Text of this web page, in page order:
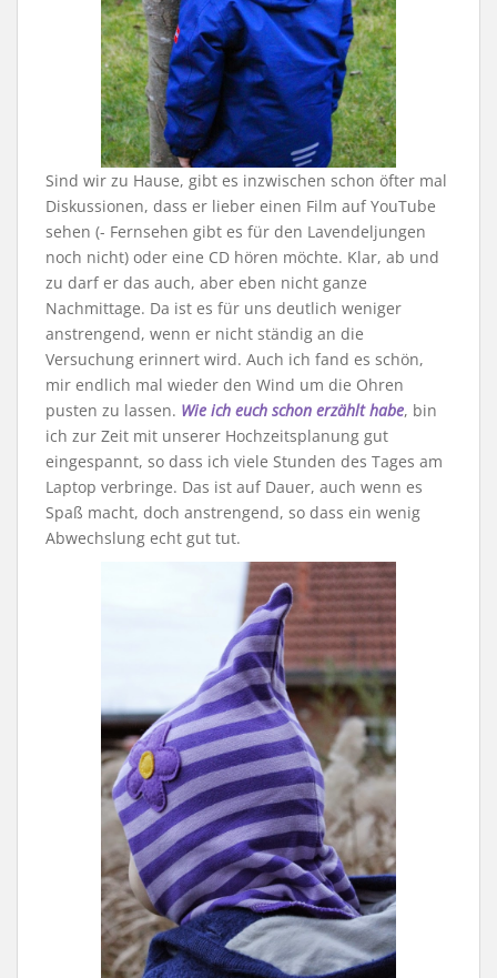
Sind wir zu Hause, gibt es inzwischen schon öfter mal
Diskussionen, dass er lieber einen Film auf YouTube
sehen (- Fernsehen gibt es für den Lavendeljungen
noch nicht) oder eine CD hören möchte. Klar, ab und
zu darf er das auch, aber eben nicht ganze
Nachmittage. Da ist es für uns deutlich weniger
anstrengend, wenn er nicht ständig an die
Versuchung erinnert wird. Auch ich fand es schön,
mir endlich mal wieder den Wind um die Ohren
pusten zu lassen. Wie ich euch schon erzählt habe, bin
ich zur Zeit mit unserer Hochzeitsplanung gut
eingespannt, so dass ich viele Stunden des Tages am
Laptop verbringe. Das ist auf Dauer, auch wenn es
Spaß macht, doch anstrengend, so dass ein wenig
Abwechslung echt gut tut.